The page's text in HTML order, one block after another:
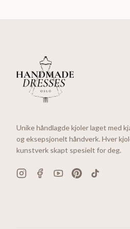
Unike håndlagde kjoler laget med
og eksepsjonelt håndverk. Hver
kunstverk skapt spesielt for deg.